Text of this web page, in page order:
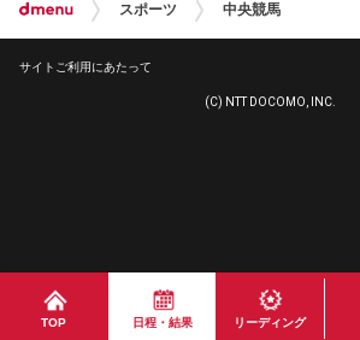
TOP 日程・結果 リーディング
スポーツ 中央競馬
サイトご利用にあたって
(C) NTT DOCOMO, INC.